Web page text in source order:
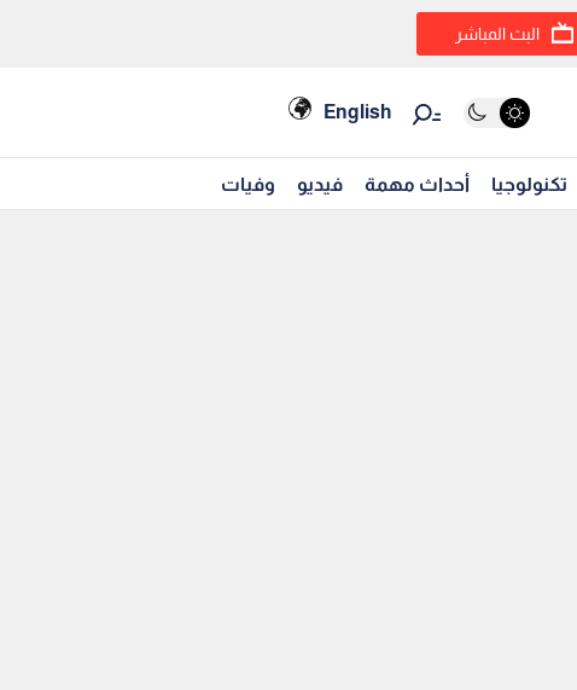
البث المباشر
English
تكنولوجيا أحداث مهمة فيديو وفيات